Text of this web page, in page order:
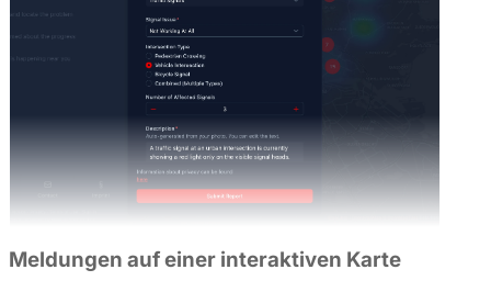
Meldungen auf einer interaktiven Karte